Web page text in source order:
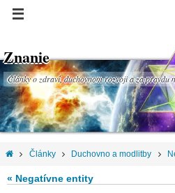
Znanie
Články o zdraví, duchovnom rozvoji a za pravdu
Články Duchovno a modlitby
« Negatívne entity